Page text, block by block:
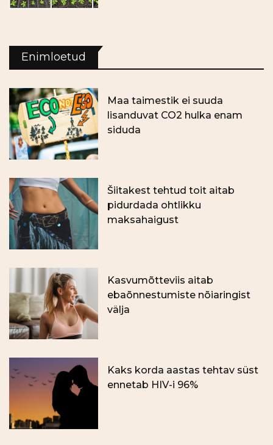
Enimloetud
Maa taimestik ei suuda
lisanduvat CO2 hulka enam
siduda
Šiitakest tehtud toit aitab
pidurdada ohtlikku
maksahaigust
Kasvumõtteviis aitab
ebaõnnestumiste nõiaringist
välja
Kaks korda aastas tehtav süst
ennetab HIV-i 96%